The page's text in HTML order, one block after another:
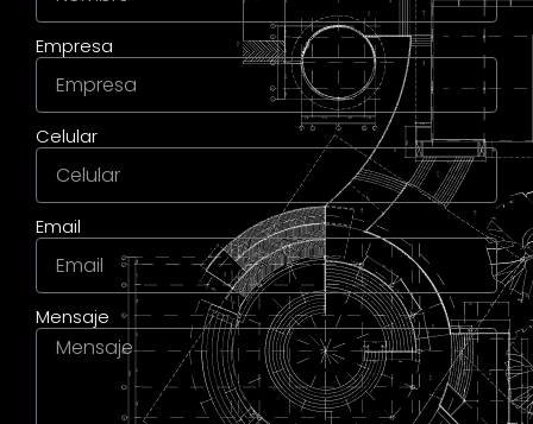
Empresa
Celular
Email
Mensaje